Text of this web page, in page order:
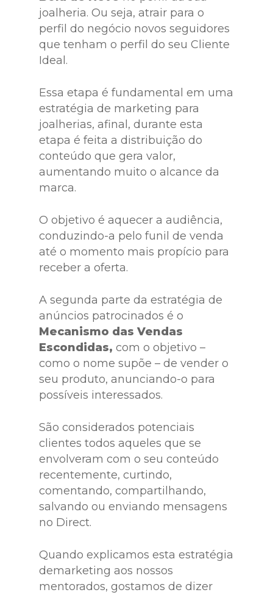
joalheria. Ou seja, atrair para o
perfil do negócio novos seguidores
que tenham o perfil do seu Cliente
Ideal.
Essa etapa é fundamental em uma
estratégia de marketing para
joalherias, afinal, durante esta
etapa é feita a distribuição do
conteúdo que gera valor,
aumentando muito o alcance da
marca.
O objetivo é aquecer a audiência,
conduzindo-a pelo funil de venda
até o momento mais propício para
receber a oferta.
A segunda parte da estratégia de
anúncios patrocinados é o
Mecanismo das Vendas
Escondidas, com o objetivo –
como o nome supõe – de vender o
seu produto, anunciando-o para
possíveis interessados.
São considerados potenciais
clientes todos aqueles que se
envolveram com o seu conteúdo
recentemente, curtindo,
comentando, compartilhando,
salvando ou enviando mensagens
no Direct.
Quando explicamos esta estratégia
demarketing aos nossos
mentorados, gostamos de dizer